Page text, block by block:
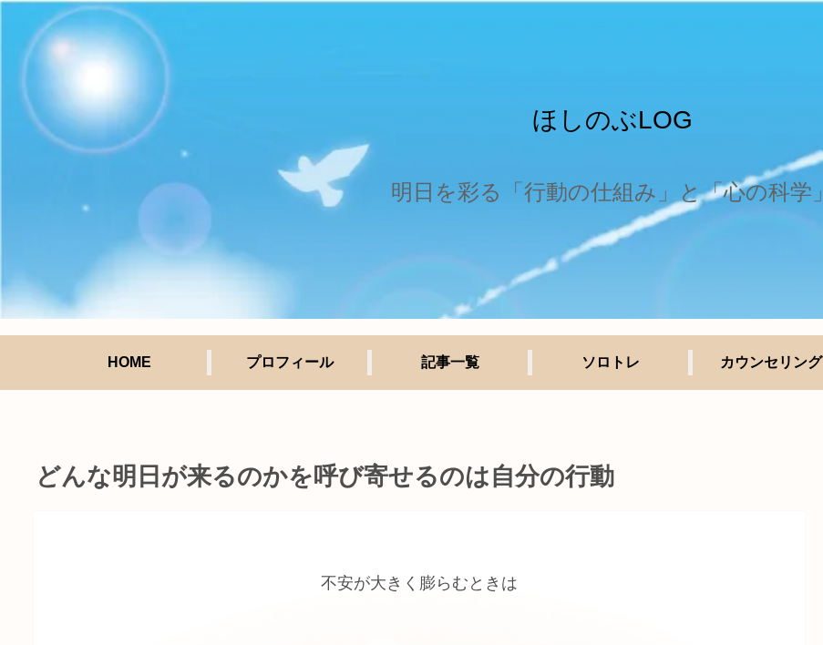
ほしのぶLOG
明日を彩る「行動の仕組み」と「心の科学」
HOME プロフィール 記事一覧 ソロトレ カウンセリング
どんな明日が来るのかを呼び寄せるのは自分の行動
不安が大きく膨らむときは